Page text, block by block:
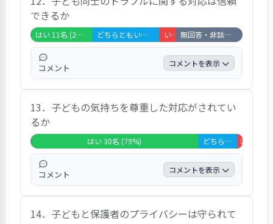
が５％だった。設問項目には、「体調不良の
際、兄弟で同一の扱いとなる」「怪我はメモ
に残すだけ。熱などはすぐに呼ばれたりす
る」「怪我の報告がない時がある。絆創膏は
貼ってくれる」「登園を控える際などの基準
が明示されておらず対応に困る」「感染症に
敏感になりすぎている。咳・鼻水が少し出て
いるだけで休むよう求める、仕事をしていな
い保護者には特に」「高熱でもないのに受診
が必要か病院に確認を促される」と、記され
ていた。
できるか
はい 11名 (29%) どちらともいえない 12名 (32%) いいえ 3名 (8%) 無回答・非該当 12名 (32%)
コメント コメントを表示
「はい」が２９％、「どちらとも言えない」
と「非該当」が各３２％、「いいえ」が８％
だった。設問項目には、「いじめた子への指
導をきちんとしてくれなかったという話を聞
き不安に感じた」「気をつけて見ていると思
う」「保護者間の関係を取りもとうと余計に
ややこしくしている。 介入するのなら、最
後まで責任を持ってほしい」「子ども同士の
やりとりに任せている。詳しくはわからない
13．子どもの気持ちを尊重した対応がされてい
るか
はい 30名 (79%) どちらともいえない 7名 (18%) いいえ 1
コメント コメントを表示
「はい」が７９％、「どちらとも言えない」
が１８％、「いいえ」が３％だった。設問項
14．子どもと保護者のプライバシーは守られて